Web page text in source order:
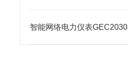
智能网络电力仪表GEC2030